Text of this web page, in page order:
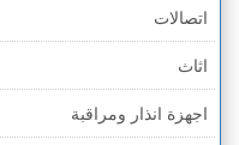
قطاع غزة
الخط الأخضر » حيفا
الخط الأخضر » رهط
اتصالات
اثاث
اجهزة انذار ومراقبة